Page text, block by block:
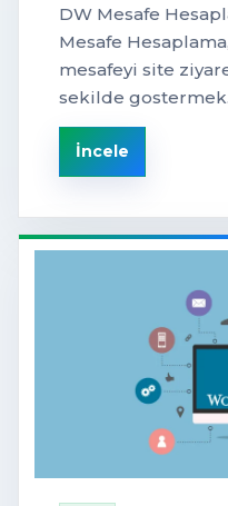
DW Mesafe
Mesafe
mesafeyi site
sekilde
İncele